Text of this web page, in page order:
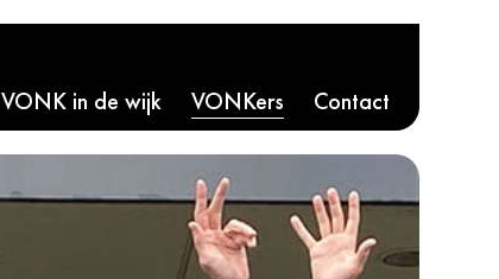
VONK in de wijk VONKers Contact